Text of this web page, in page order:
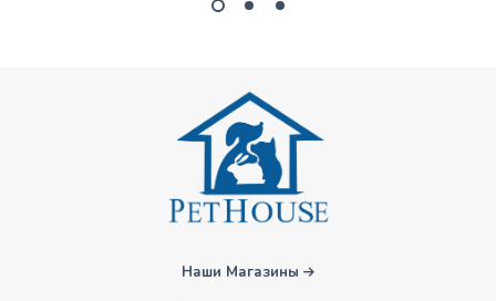
Наши Магазины